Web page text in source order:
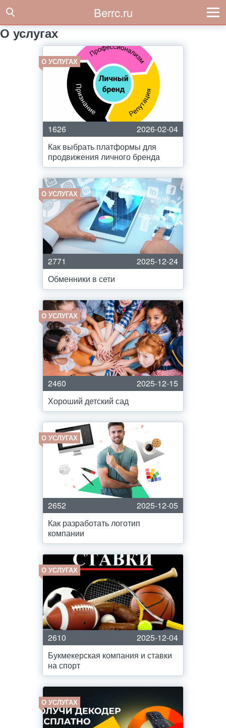
Berrc.ru
О услугах
О УСЛУГАХ
1626
2026-02-04
Как выбрать платформы для
продвижения личного бренда
О УСЛУГАХ
2771
2025-12-24
Обменники в сети
О УСЛУГАХ
2460
2025-12-15
Хороший детский сад
О УСЛУГАХ
2652
2025-12-05
Как разработать логотип
компании
О УСЛУГАХ
2610
2025-12-04
Букмекерская компания и ставки
на спорт
О УСЛУГАХ